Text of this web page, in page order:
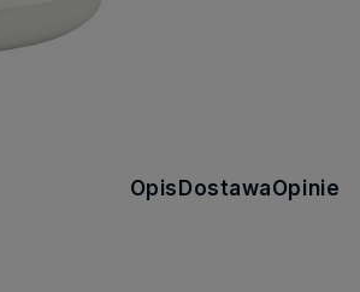
Opis DostawaOpinie